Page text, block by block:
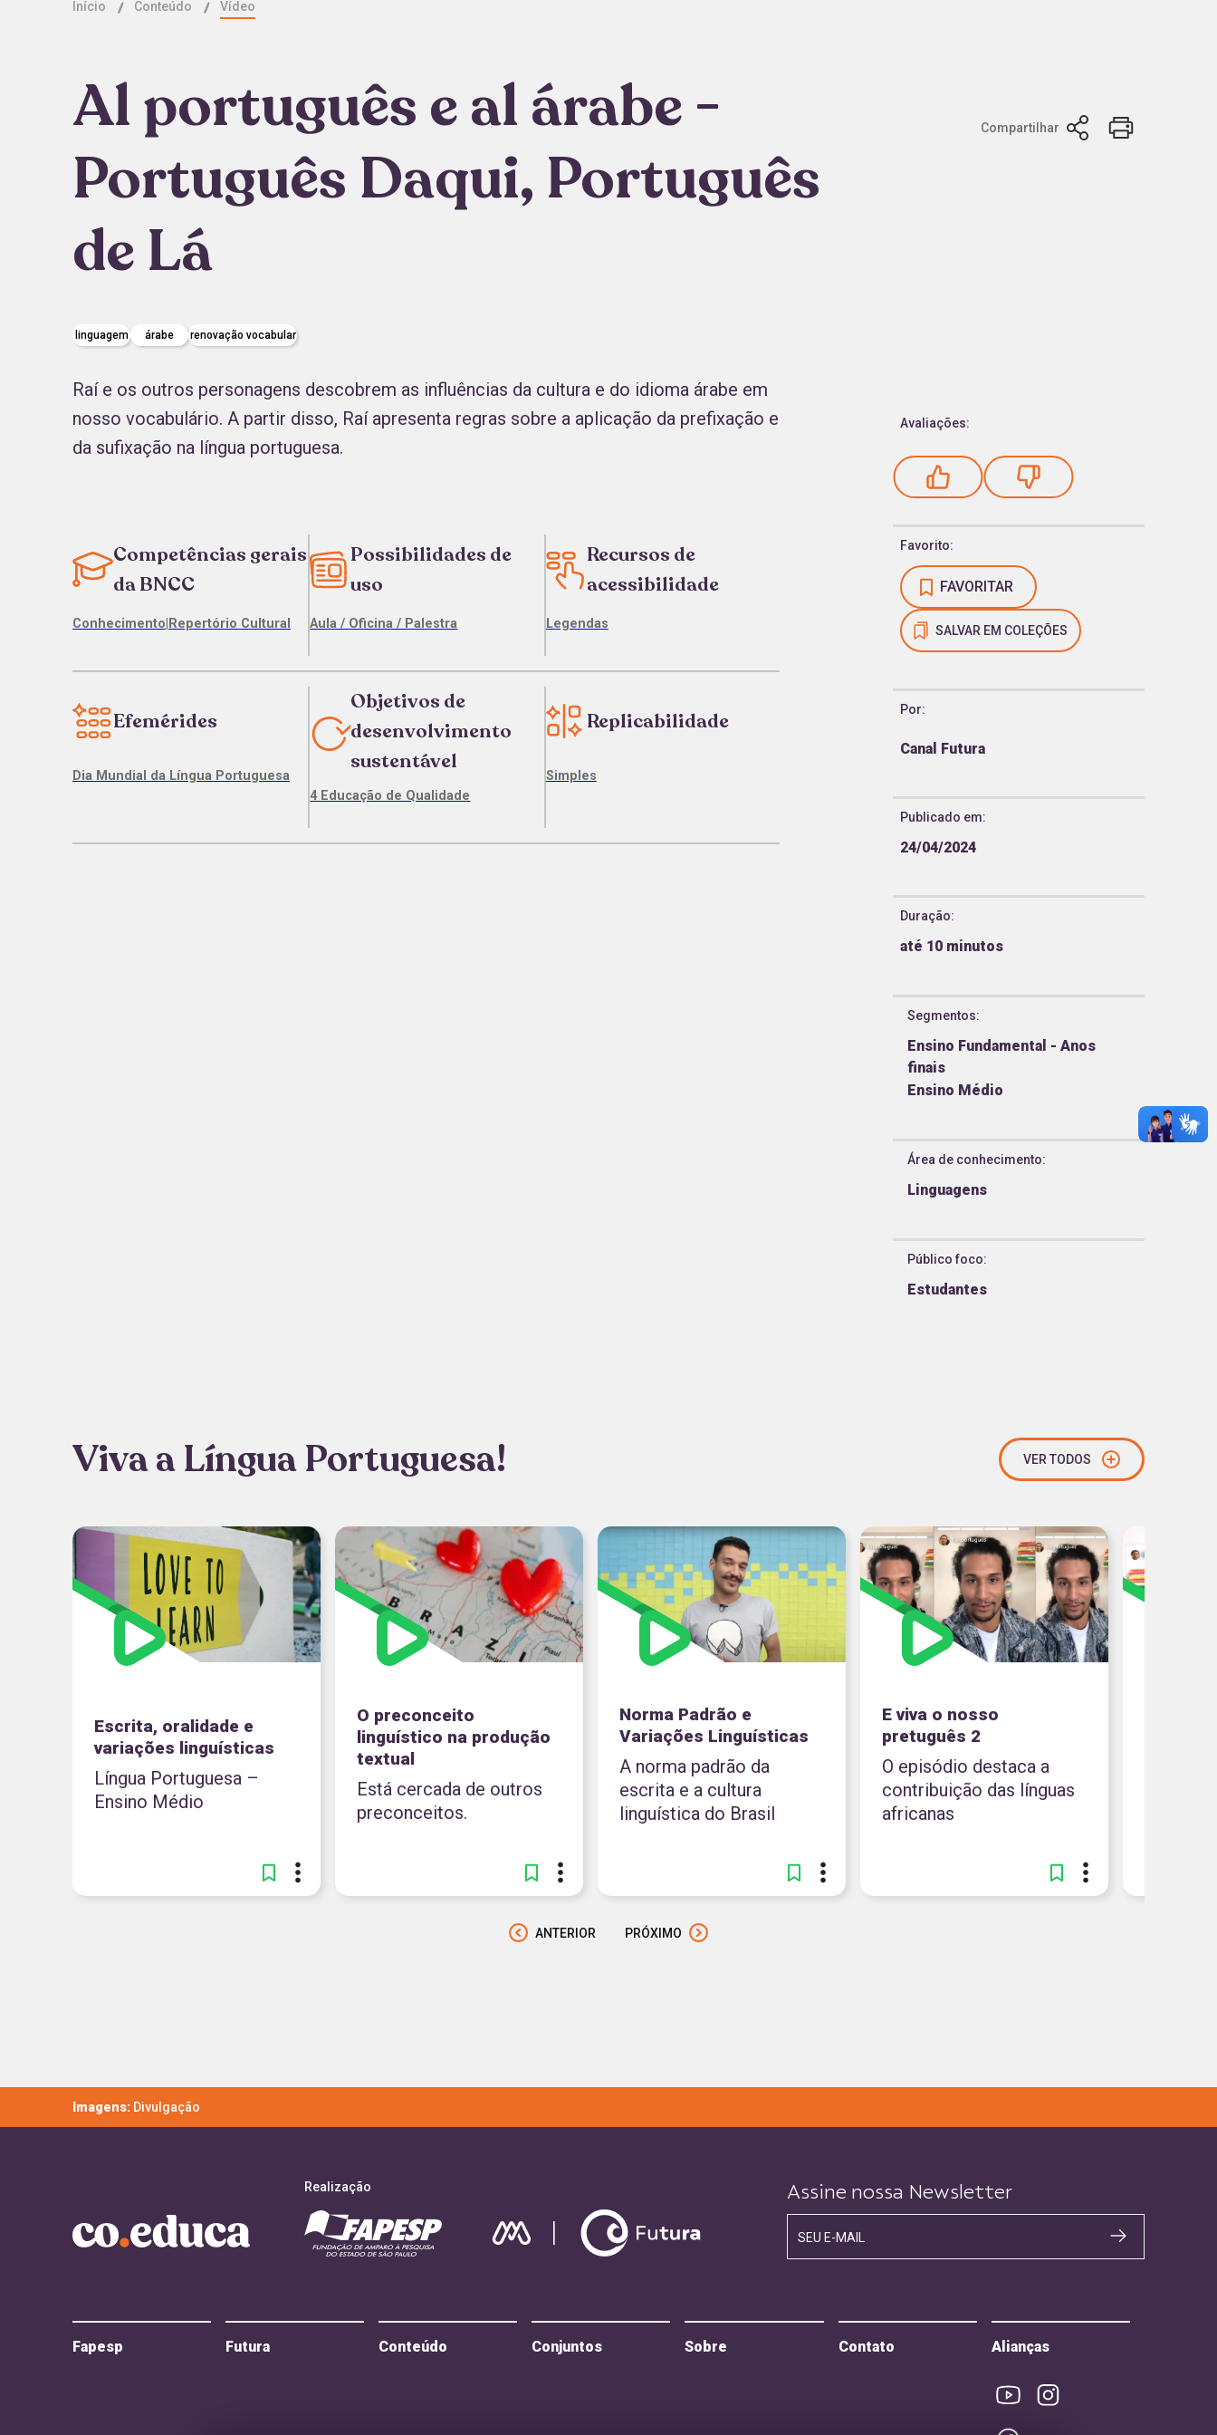
Início Conteúdo Vídeo
Al português e al árabe -
Português Daqui, Português
de Lá
linguagem árabe renovação vocabular
Compartilhar
Raí e os outros personagens descobrem as influências da cultura e do idioma árabe em
nosso vocabulário. A partir disso, Raí apresenta regras sobre a aplicação da prefixação e
da sufixação na língua portuguesa.
Competências gerais
da BNCC
Conhecimento Repertório Cultural
Possibilidades de
uso
Aula / Oficina / Palestra
Recursos de
acessibilidade
Legendas
Efemérides
Dia Mundial da Língua Portuguesa
Objetivos de
desenvolvimento
sustentável
4 Educação de Qualidade
Replicabilidade
Simples
Avaliações:
Favorito:
FAVORITAR
SALVAR EM COLEÇÕES
Por:
Canal Futura
Publicado em:
24/04/2024
Duração:
até 10 minutos
Segmentos:
Ensino Fundamental - Anos
finais
Ensino Médio
Área de conhecimento:
Linguagens
Público foco:
Estudantes
Viva a Língua Portuguesa! VER TODOS
Escrita, oralidade e
variações linguísticas
Língua Portuguesa –
Ensino Médio
O preconceito
linguístico na produção
textual
Está cercada de outros
preconceitos.
Norma Padrão e
Variações Linguísticas
A norma padrão da
escrita e a cultura
linguística do Brasil
E viva o nosso
pretuguês 2
O episódio destaca a
contribuição das línguas
africanas
ANTERIOR PRÓXIMO
Imagens: Divulgação
Realização Assine nossa Newsletter
SEU E-MAIL
Fapesp Futura Conteúdo Conjuntos Sobre Contato Alianças